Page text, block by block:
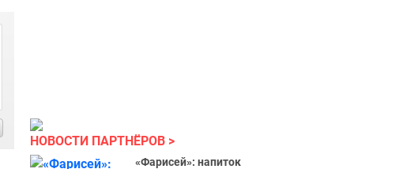
НОВОСТИ ПАРТНЁРОВ
«Фарисей»: напиток